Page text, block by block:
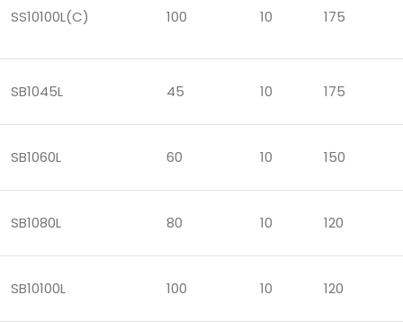
SS10100L(C) 100 10 175
SB1045L 45 10 175
SB1060L 60 10 150
SB1080L 80 10 120
SB10100L 100 10 120